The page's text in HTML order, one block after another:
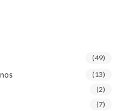
(49)
(13)
(2)
(7)